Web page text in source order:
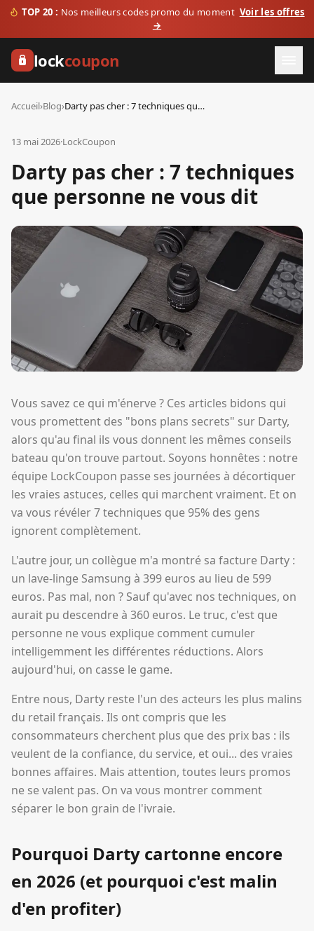
TOP 20 : Nos meilleurs codes promo du moment Voir les offres
→
lockcoupon
Accueil›Blog› Darty pas cher : 7 techniques que personne ne vous dit
13 mai 2026·LockCoupon
Darty pas cher : 7 techniques
que personne ne vous dit
Vous savez ce qui m'énerve ? Ces articles bidons qui
vous promettent des "bons plans secrets" sur Darty,
alors qu'au final ils vous donnent les mêmes conseils
bateau qu'on trouve partout. Soyons honnêtes : notre
équipe LockCoupon passe ses journées à décortiquer
les vraies astuces, celles qui marchent vraiment. Et on
va vous révéler 7 techniques que 95% des gens
ignorent complètement.
L'autre jour, un collègue m'a montré sa facture Darty :
un lave-linge Samsung à 399 euros au lieu de 599
euros. Pas mal, non ? Sauf qu'avec nos techniques, on
aurait pu descendre à 360 euros. Le truc, c'est que
personne ne vous explique comment cumuler
intelligemment les différentes réductions. Alors
aujourd'hui, on casse le game.
Entre nous, Darty reste l'un des acteurs les plus malins
du retail français. Ils ont compris que les
consommateurs cherchent plus que des prix bas : ils
veulent de la confiance, du service, et oui... des vraies
bonnes affaires. Mais attention, toutes leurs promos
ne se valent pas. On va vous montrer comment
séparer le bon grain de l'ivraie.
Pourquoi Darty cartonne encore
en 2026 (et pourquoi c'est malin
d'en profiter)